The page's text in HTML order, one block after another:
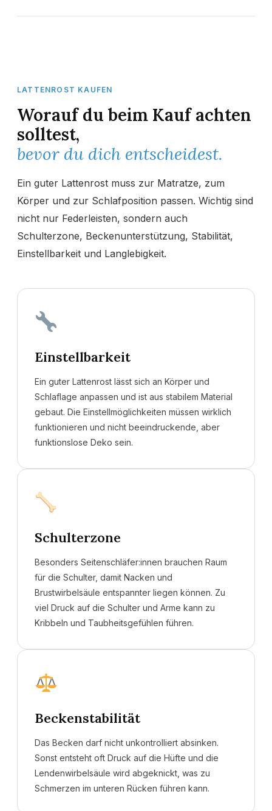
LATTENROST KAUFEN
Worauf du beim Kauf achten
solltest,
bevor du dich entscheidest.
Ein guter Lattenrost muss zur Matratze, zum
Körper und zur Schlafposition passen. Wichtig sind
nicht nur Federleisten, sondern auch
Schulterzone, Beckenunterstützung, Stabilität,
Einstellbarkeit und Langlebigkeit.
Einstellbarkeit
Ein guter Lattenrost lässt sich an Körper und
Schlaflage anpassen und ist aus stabilem Material
gebaut. Die Einstellmöglichkeiten müssen wirklich
funktionieren und nicht beeindruckende, aber
funktionslose Deko sein.
Schulterzone
Besonders Seitenschläfer:innen brauchen Raum
für die Schulter, damit Nacken und
Brustwirbelsäule entspannter liegen können. Zu
viel Druck auf die Schulter und Arme kann zu
Kribbeln und Taubheitsgefühlen führen.
Beckenstabilität
Das Becken darf nicht unkontrolliert absinken.
Sonst entsteht oft Druck auf die Hüfte und die
Lendenwirbelsäule wird abgeknickt, was zu
Schmerzen im unteren Rücken führen kann.